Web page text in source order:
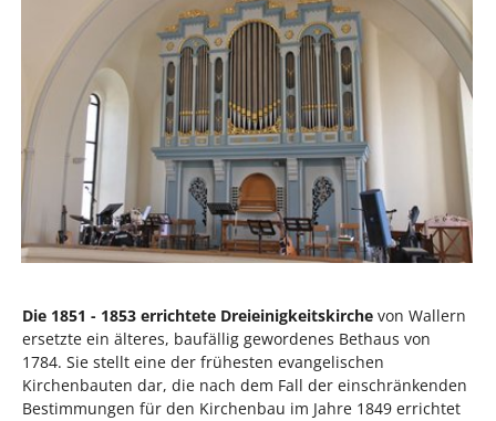
Die 1851 - 1853 errichtete Dreieinigkeitskirche von Wallern
ersetzte ein älteres, baufällig gewordenes Bethaus von
1784. Sie stellt eine der frühesten evangelischen
Kirchenbauten dar, die nach dem Fall der einschränkenden
Bestimmungen für den Kirchenbau im Jahre 1849 errichtet